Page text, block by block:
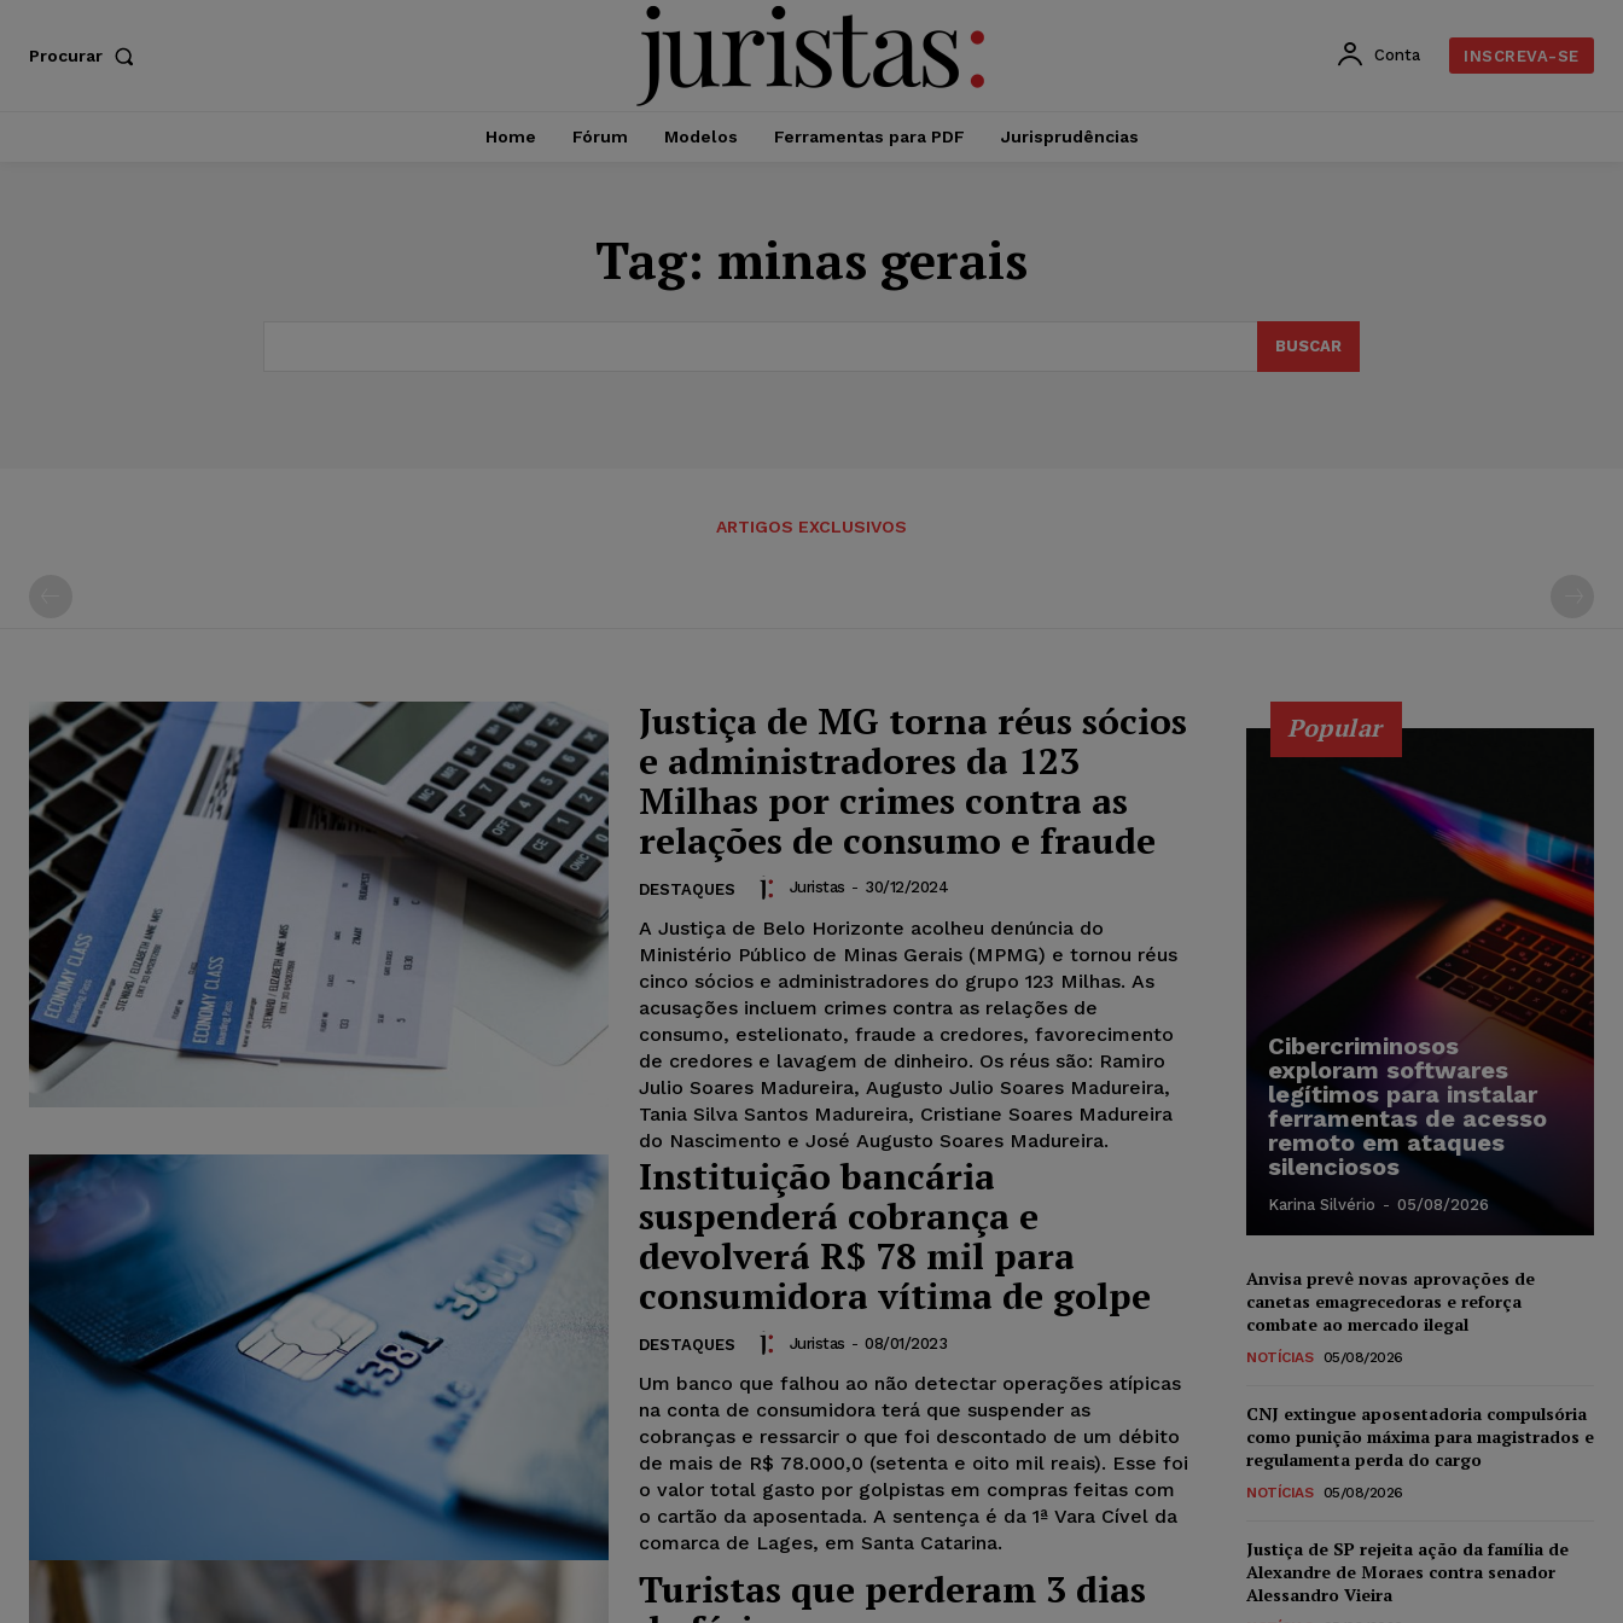
Procurar Conta INSCREVA-SE
Home Fórum Modelos Ferramentas para PDF Jurisprudências
Tag: minas gerais
BUSCAR
ARTIGOS EXCLUSIVOS
Justiça de MG torna réus sócios
e administradores da 123
Milhas por crimes contra as
relações de consumo e fraude
DESTAQUES Juristas - 30/12/2024
A Justiça de Belo Horizonte acolheu denúncia do
Ministério Público de Minas Gerais (MPMG) e tornou réus
cinco sócios e administradores do grupo 123 Milhas. As
acusações incluem crimes contra as relações de
consumo, estelionato, fraude a credores, favorecimento
de credores e lavagem de dinheiro. Os réus são: Ramiro
Julio Soares Madureira, Augusto Julio Soares Madureira,
Tania Silva Santos Madureira, Cristiane Soares Madureira
do Nascimento e José Augusto Soares Madureira.
Instituição bancária
suspenderá cobrança e
devolverá R$ 78 mil para
consumidora vítima de golpe
DESTAQUES Juristas - 08/01/2023
Um banco que falhou ao não detectar operações atípicas
na conta de consumidora terá que suspender as
cobranças e ressarcir o que foi descontado de um débito
de mais de R$ 78.000,0 (setenta e oito mil reais). Esse foi
o valor total gasto por golpistas em compras feitas com
o cartão da aposentada. A sentença é da 1ª Vara Cível da
comarca de Lages, em Santa Catarina.
Turistas que perderam 3 dias
Popular
Cibercriminosos
exploram softwares
legítimos para instalar
ferramentas de acesso
remoto em ataques
silenciosos
Karina Silvério - 05/08/2026
Anvisa prevê novas aprovações de
canetas emagrecedoras e reforça
combate ao mercado ilegal
NOTÍCIAS 05/08/2026
CNJ extingue aposentadoria compulsória
como punição máxima para magistrados e
regulamenta perda do cargo
NOTÍCIAS 05/08/2026
Justiça de SP rejeita ação da família de
Alexandre de Moraes contra senador
Alessandro Vieira